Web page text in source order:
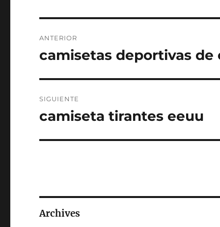
de
ANTERIOR
Entrada
camisetas deportivas de
SIGUIENTE
Entrada
camiseta tirantes eeuu
Archives